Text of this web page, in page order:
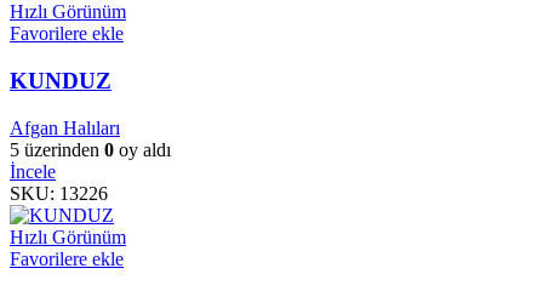
Hızlı Görünüm
Favorilere ekle
KUNDUZ
Afgan Halıları
5 üzerinden 0 oy aldı
İncele
SKU: 13226
Hızlı Görünüm
Favorilere ekle